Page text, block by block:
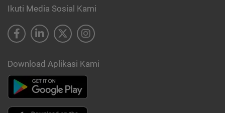
Ikuti Media Sosial Kami
Download Aplikasi Kami